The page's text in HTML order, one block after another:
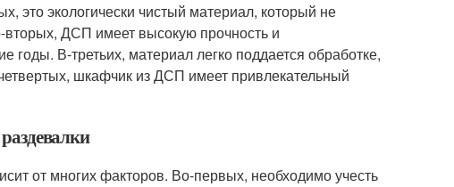
экологически чистый материал, который не
ДСП имеет высокую прочность и
годы. В-третьих, материал легко поддается обработке,
шкафчик из ДСП имеет привлекательный
от многих факторов. Во-первых, необходимо учесть